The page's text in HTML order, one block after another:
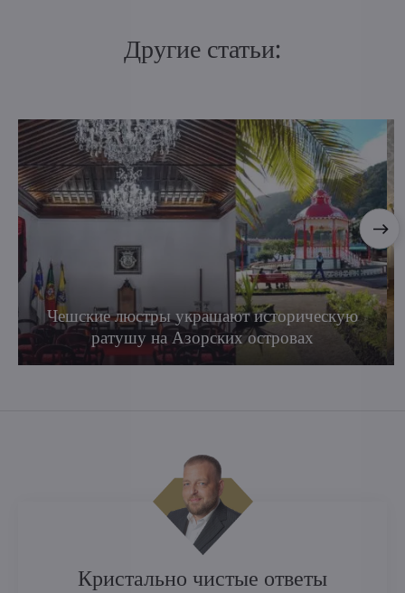
Другие статьи:
Чешские люстры украшают историческую
ратушу на Азорских островах
Кристально чистые ответы